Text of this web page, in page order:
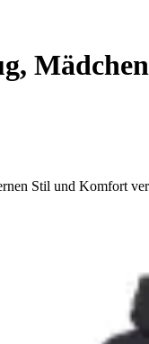
Stil und Komfort